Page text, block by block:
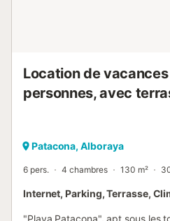
Location de
personnes, avec
Patacona, Alboraya
6 pers. 4 chambres 130 m²
Internet, Parking, Terrasse,
"Playa Patacona", apt sous les